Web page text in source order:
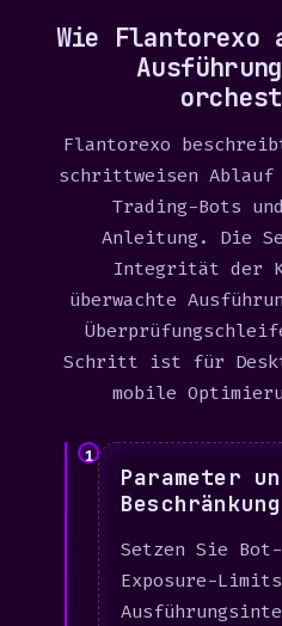
Wie Flantorexo
Flantorexo
schrittweisen
Trading-Bots
Anleitung. Die
Integrität der
überwachte
Schritt ist für
mobile
1
Parameter
Setzen Sie
Exposure-